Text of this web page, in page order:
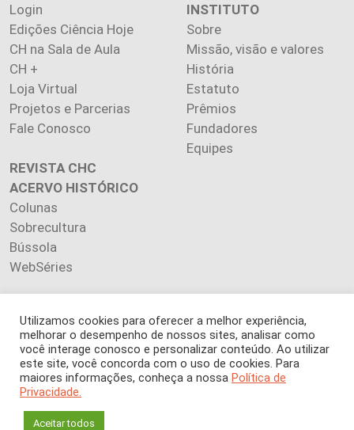
Login
Edições Ciência Hoje
CH na Sala de Aula
CH +
Loja Virtual
Projetos e Parcerias
Fale Conosco
INSTITUTO
Sobre
Missão, visão e valores
História
Estatuto
Prêmios
Fundadores
Equipes
REVISTA CHC
ACERVO HISTÓRICO
Colunas
Sobrecultura
Bússola
WebSéries
Copyright 2026 INSTITUTO CIÊNCIA HOJE. Todos os direitos
reservados.
Os artigos publicados na revista refletem exclusivamente a
É proibida a reprodução, integral ou parcial, do conteúdo (imagens
Utilizamos cookies para oferecer a melhor experiência,
melhorar o desempenho de nossos sites, analisar como
você interage conosco e personalizar conteúdo. Ao utilizar
este site, você concorda com o uso de cookies. Para
maiores informações, conheça a nossa Política de
Privacidade.
Aceitar todos